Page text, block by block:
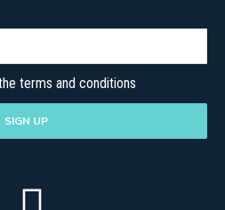
terms and conditions
SIGN UP